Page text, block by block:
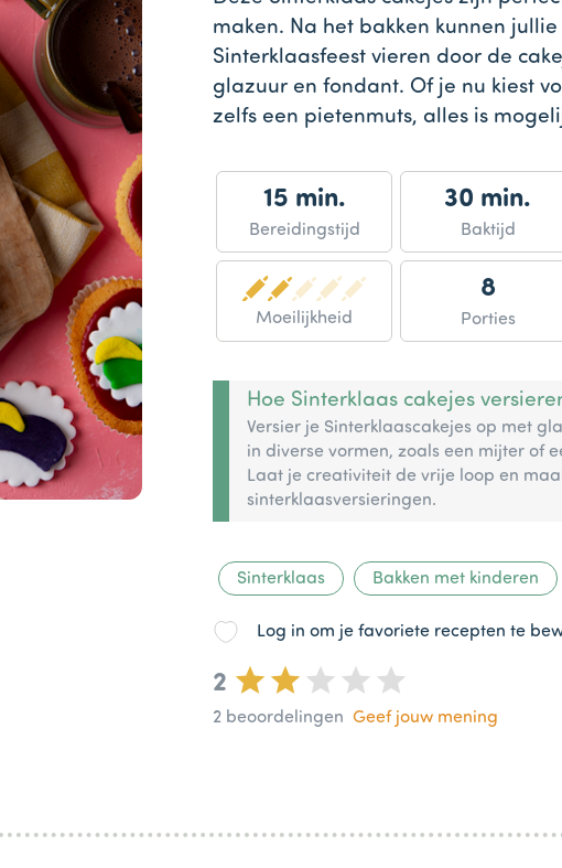
maken. Na het bakken kunnen
Sinterklaasfeest vieren door de
glazuur en fondant. Of je nu kiest
zelfs een pietenmuts, alles is
15 min.
Bereidingstijd
30 min.
Baktijd
Moeilijkheid
8
Porties
Hoe Sinterklaas cakejes
Versier je Sinterklaascakejes op met
in diverse vormen, zoals een mijter of
Laat je creativiteit de vrije loop en
sinterklaasversieringen.
Sinterklaas Bakken met kinderen
Log in om je favoriete recepten te
2
2 beoordelingen Geef jouw mening